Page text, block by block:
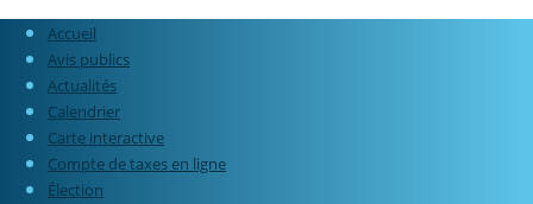
Accueil
Avis publics
Actualités
Calendrier
Carte interactive
Compte de taxes en ligne
Élection